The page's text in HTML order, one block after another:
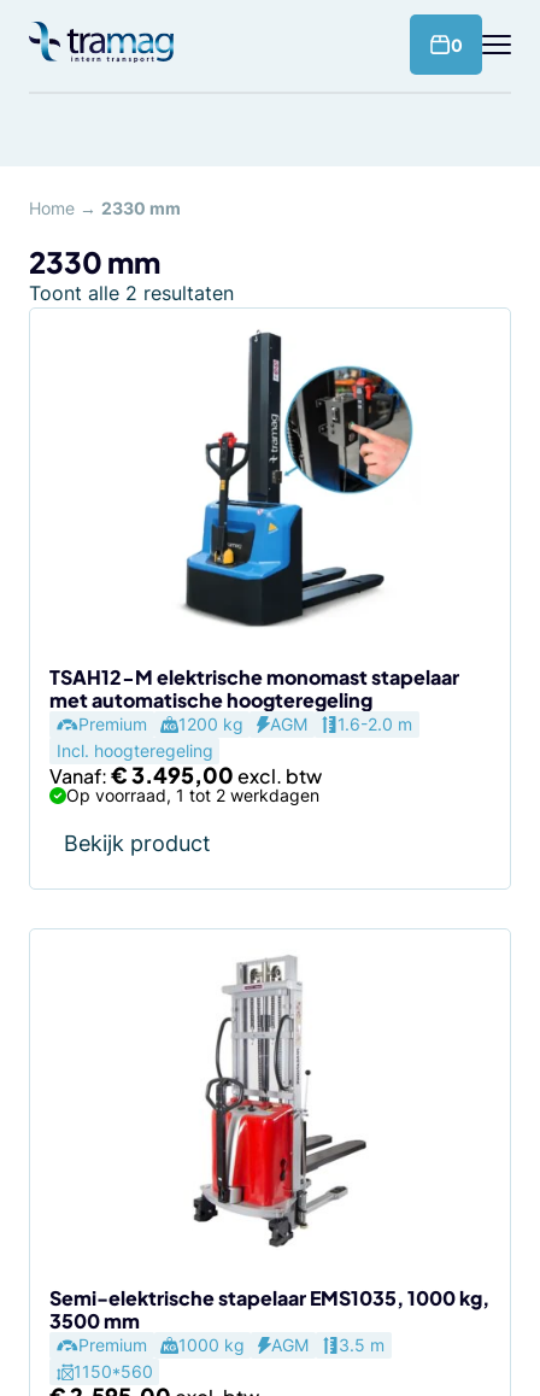
naar
0
Home → 2330 mm
2330 mm
Toont alle 2 resultaten
TSAH12-M elektrische monomast stapelaar
met automatische hoogteregeling
Premium 1200 kg AGM
1.6-2.0 m
Incl. hoogteregeling
Vanaf:€3.495,00
Op voorraad, 1 tot 2 werkdagen
Bekijk product
de
productpagina
Semi-elektrische stapelaar EMS1035, 1000 kg,
3500 mm
Premium 1000 kg AGM
3.5 m
1150*560